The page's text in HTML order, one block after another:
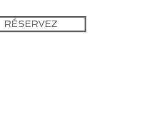
RÉSERVEZ